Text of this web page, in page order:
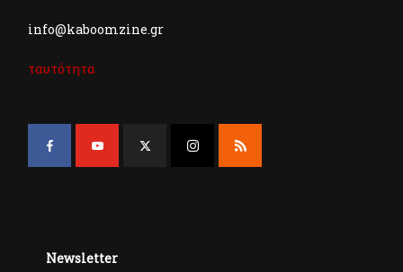
info@kaboomzine.gr
ταυτότητα
Newsletter